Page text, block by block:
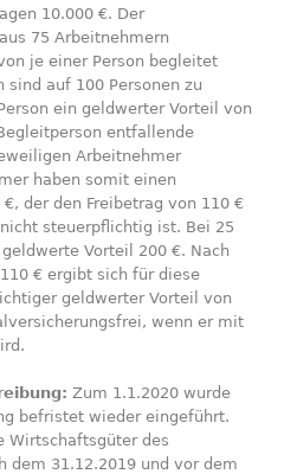
10.000 €. Der
75 Arbeitnehmern
je einer Person begleitet
sind auf 100 Personen zu
ein geldwerter Vorteil von
entfallende
Arbeitnehmer
haben somit einen
der den Freibetrag von 110 €
steuerpflichtig ist. Bei 25
Vorteil 200 €. Nach
€ ergibt sich für diese
geldwerter Vorteil von
wenn er mit
Zum 1.1.2020 wurde
befristet wieder eingeführt.
Wirtschaftsgüter des
dem 31.12.2019 und vor dem